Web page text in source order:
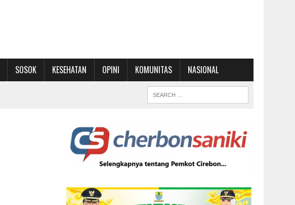
SOSOK KESEHATAN OPINI KOMUNITAS NASIONAL